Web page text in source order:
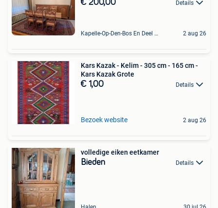
€ 200,00 Details
Kapelle-Op-Den-Bos En Deel Van Zemst 2 aug 26
Kars Kazak - Kelim - 305 cm - 165 cm -
Kars Kazak Grote
€ 1,00 Details
Bezoek website 2 aug 26
volledige eiken eetkamer
Bieden Details